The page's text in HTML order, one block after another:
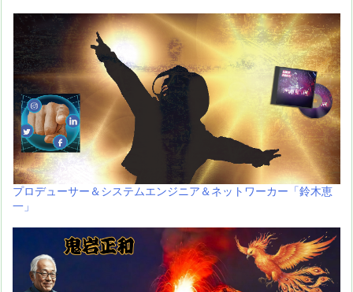
プロデューサー＆システムエンジニア＆ネットワーカー「鈴木恵
一」